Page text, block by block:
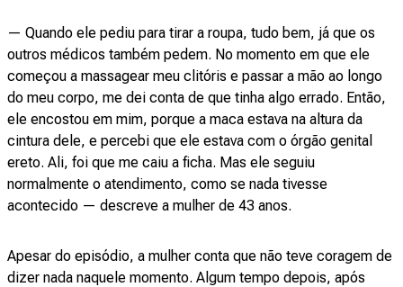
— Quando ele pediu para tirar a roupa, tudo bem, já que os
outros médicos também pedem. No momento em que ele
começou a massagear meu clitóris e passar a mão ao longo
do meu corpo, me dei conta de que tinha algo errado. Então,
ele encostou em mim, porque a maca estava na altura da
cintura dele, e percebi que ele estava com o órgão genital
ereto. Ali, foi que me caiu a ficha. Mas ele seguiu
normalmente o atendimento, como se nada tivesse
acontecido — descreve a mulher de 43 anos.
Apesar do episódio, a mulher conta que não teve coragem de
dizer nada naquele momento. Algum tempo depois, após